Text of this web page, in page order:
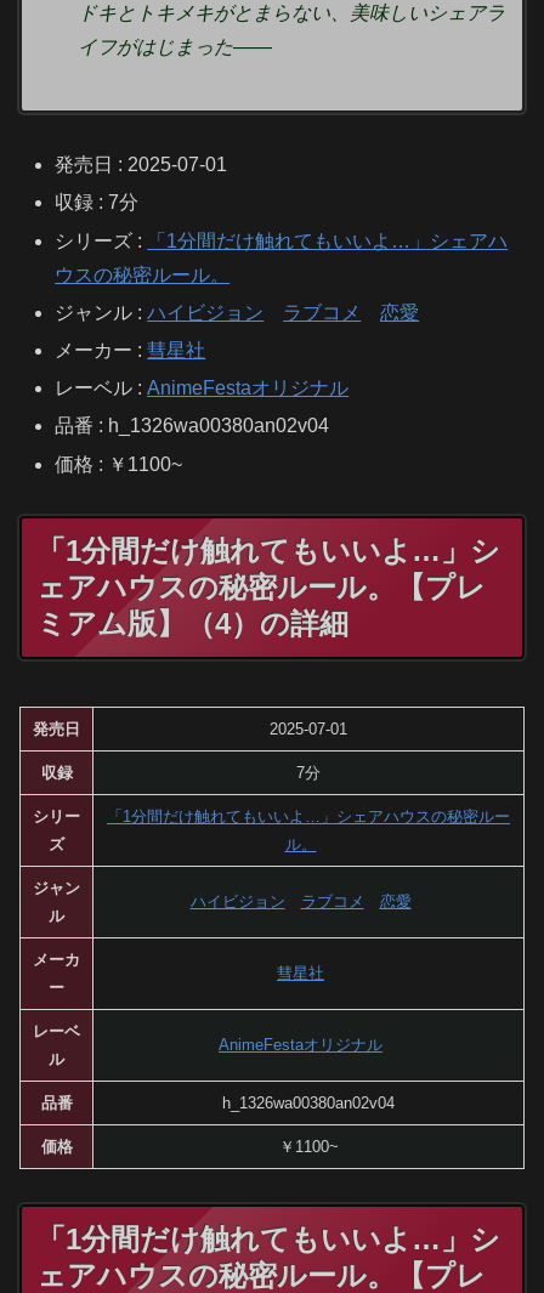
ドキとトキメキがとまらない、美味しいシェアラ
イフがはじまった――
発売日 : 2025-07-01
収録 : 7分
シリーズ :
「1分間だけ触れてもいいよ…」シェアハ
ウスの秘密ルール。
ジャンル :ハイビジョン ラブコメ
恋愛
メーカー :彗星社
レーベル :AnimeFestaオリジナル
品番 : h_1326wa00380an02v04
価格 : ￥1100~
「1分間だけ触れてもいいよ…」シ
ェアハウスの秘密ルール。【プレ
ミアム版】（4）の詳細
発売日 2025-07-01
収録 7分
シリー
ズ
「1分間だけ触れてもいいよ…」シェアハウスの秘密ルー
ル。
ジャン
ル
ハイビジョン ラブコメ 恋愛
メーカ
ー
彗星社
レーベ
ル
AnimeFestaオリジナル
品番 h_1326wa00380an02v04
価格 ￥1100~
「1分間だけ触れてもいいよ…」シ
ェアハウスの秘密ルール。【プレ